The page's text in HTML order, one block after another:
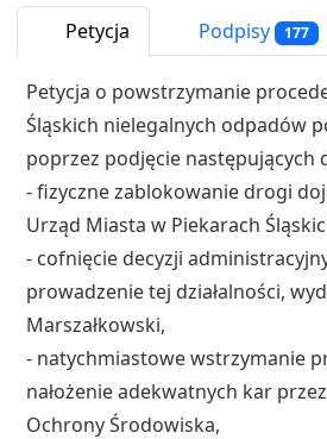
Petycja Podpisy 177
Petycja o powstrzymanie
Śląskich nielegalnych odpadów
poprzez podjęcie następujących
- fizyczne zablokowanie drogi
Urząd Miasta w Piekarach
- cofnięcie decyzji
prowadzenie tej działalności,
Marszałkowski,
- natychmiastowe wstrzymanie
nałożenie adekwatnych kar
Ochrony Środowiska,